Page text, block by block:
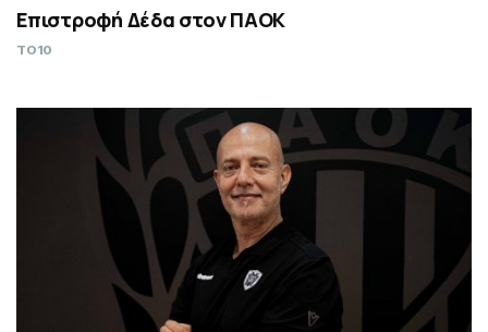
Επιστροφή Δέδα στον ΠΑΟΚ
TO10